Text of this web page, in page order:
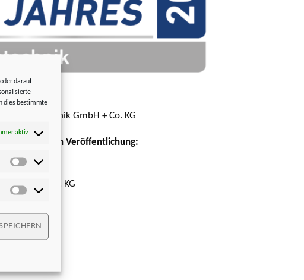
darauf
dies bestimmte
aktiv
Statistiken
Marketing
Antriebstechnik GmbH + Co. KG
Veröffentlichung:
GmbH + Co. KG